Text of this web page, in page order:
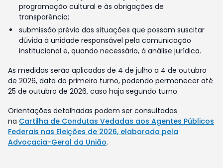
programação cultural e às obrigações de
transparência;
submissão prévia das situações que possam suscitar
dúvida à unidade responsável pela comunicação
institucional e, quando necessário, à análise jurídica.
As medidas serão aplicadas de 4 de julho a 4 de outubro
de 2026, data do primeiro turno, podendo permanecer até
25 de outubro de 2026, caso haja segundo turno.
Orientações detalhadas podem ser consultadas
na Cartilha de Condutas Vedadas aos Agentes Públicos
Federais nas Eleições de 2026, elaborada pela
Advocacia-Geral da União.